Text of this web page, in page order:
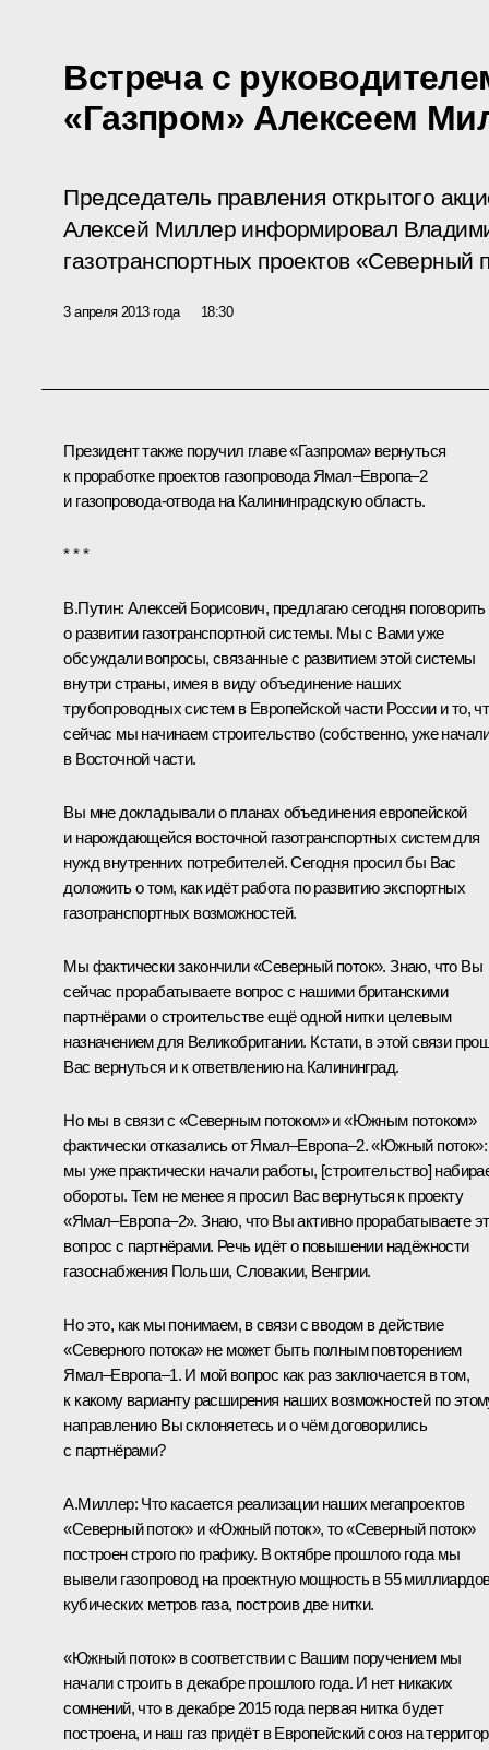
Встреча с
«Газпром» Алексеем
Председатель правления открытого
Алексей Миллер информировал
газотранспортных проектов
3 апреля 2013 года 18:30
Президент также поручил главе «Газпрома» вернуться
к проработке проектов газопровода Ямал–Европа–2
и газопровода-отвода на Калининградскую область.
* * *
В.Путин: Алексей Борисович, предлагаю сегодня поговорить
о развитии газотранспортной системы. Мы с Вами уже
обсуждали вопросы, связанные с развитием этой системы
внутри страны, имея в виду объединение наших
трубопроводных систем в Европейской части России и то,
сейчас мы начинаем строительство (собственно, уже
в Восточной части.
Вы мне докладывали о планах объединения европейской
и нарождающейся восточной газотранспортных систем для
нужд внутренних потребителей. Сегодня просил бы Вас
доложить о том, как идёт работа по развитию экспортных
газотранспортных возможностей.
Мы фактически закончили «Северный поток». Знаю, что Вы
сейчас прорабатываете вопрос с нашими британскими
партнёрами о строительстве ещё одной нитки целевым
назначением для Великобритании. Кстати, в этой связи
Вас вернуться и к ответвлению на Калининград.
Но мы в связи с «Северным потоком» и «Южным потоком»
фактически отказались от Ямал–Европа–2. «Южный поток»:
мы уже практически начали работы, [строительство]
обороты. Тем не менее я просил Вас вернуться к проекту
«Ямал–Европа–2». Знаю, что Вы активно прорабатываете
вопрос с партнёрами. Речь идёт о повышении надёжности
газоснабжения Польши, Словакии, Венгрии.
Но это, как мы понимаем, в связи с вводом в действие
«Северного потока» не может быть полным повторением
Ямал–Европа–1. И мой вопрос как раз заключается в том,
к какому варианту расширения наших возможностей по
направлению Вы склоняетесь и о чём договорились
с партнёрами?
А.Миллер: Что касается реализации наших мегапроектов
«Северный поток» и «Южный поток», то «Северный поток»
построен строго по графику. В октябре прошлого года мы
вывели газопровод на проектную мощность в 55
кубических метров газа, построив две нитки.
«Южный поток» в соответствии с Вашим поручением мы
начали строить в декабре прошлого года. И нет никаких
сомнений, что в декабре 2015 года первая нитка будет
построена, и наш газ придёт в Европейский союз на